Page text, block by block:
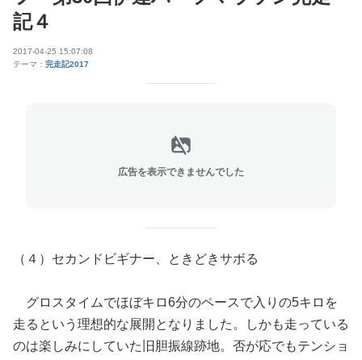
記４
2017-04-25 15:07:08
テーマ： 完走記2017
広告を表示できませんでした
（４）セカンドビギナー、ときどきサボる
グロスタイムでほぼキロ6分のペースで入りの5キロを
走るという理想的な展開となりました。しかも走っている
のは楽しみにしていた旧胆振線跡地。否が応でもテンショ